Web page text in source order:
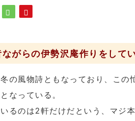
がらの伊勢沢庵作りをして
の風物詩ともなっており、この
なっている。
るのは2軒だけだという、マジ